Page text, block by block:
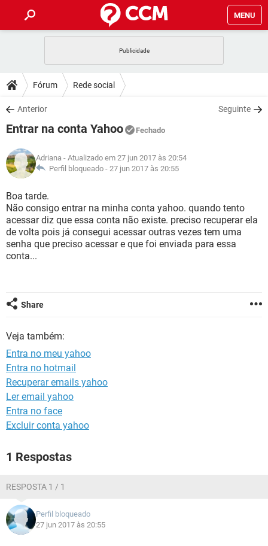
MENU
CELULAR
OUTLOOK
INSTAGRAM GMAIL
GUIA DE COMPRAS
DICAS
JOGOS
INSTAGRAM GMAIL
GUIA DE COMPRAS
DOWNLOADS
JOGOS WHATSAPP
CELULAR
OUTLOOK EXCEL
INSTAGRAM
GUIA DE COMPRAS
JOGOS WHATSAPP
CELULAR
OUTLOOK
INSTAGRAM GMAIL
GUIA DE COMPRAS
GLOSSÁRIO
CELULAR FACEBOOK
OUTLOOK EXCEL
INSTAGRAM
Fórum Rede social
Anterior Seguinte
Entrar na conta Yahoo Fechado
Adriana - Atualizado em 27 jun 2017 às 20:54
Perfil bloqueado - 27 jun 2017 às 20:55
Boa tarde.
Não consigo entrar na minha conta yahoo. quando tento
acessar diz que essa conta não existe. preciso recuperar ela
de volta pois já consegui acessar outras vezes tem uma
senha que preciso acessar e que foi enviada para essa
conta...
Share
Veja também:
Entra no meu yahoo
Entra no hotmail
Recuperar emails yahoo
Ler email yahoo
Entra no face
Excluir conta yahoo
1 Respostas
RESPOSTA 1 / 1
Perfil bloqueado
27 jun 2017 às 20:55